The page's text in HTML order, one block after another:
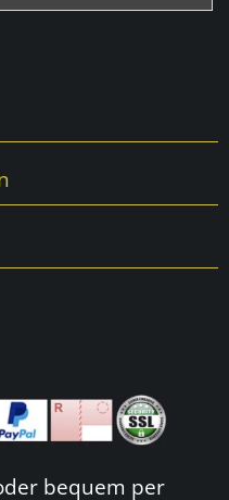
bequem per